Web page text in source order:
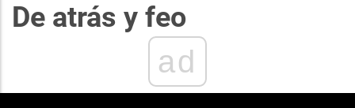
De atrás y feo
ad